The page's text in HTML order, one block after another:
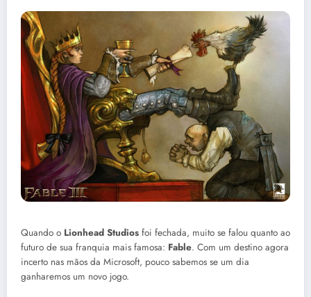
Quando o Lionhead Studios foi fechada, muito se falou quanto ao
futuro de sua franquia mais famosa: Fable. Com um destino agora
incerto nas mãos da Microsoft, pouco sabemos se um dia
ganharemos um novo jogo.